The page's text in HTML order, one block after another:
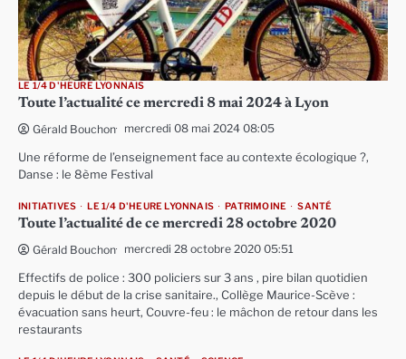
LE 1/4 D'HEURE LYONNAIS
Toute l’actualité ce mercredi 8 mai 2024 à Lyon
Gérald Bouchon mercredi 08 mai 2024 08:05
Une réforme de l’enseignement face au contexte écologique ?,
Danse : le 8ème Festival
INITIATIVES LE 1/4 D'HEURE LYONNAIS PATRIMOINE SANTÉ
Toute l’actualité de ce mercredi 28 octobre 2020
Gérald Bouchon mercredi 28 octobre 2020 05:51
Effectifs de police : 300 policiers sur 3 ans , pire bilan quotidien
depuis le début de la crise sanitaire., Collège Maurice-Scève :
évacuation sans heurt, Couvre-feu : le mâchon de retour dans les
restaurants